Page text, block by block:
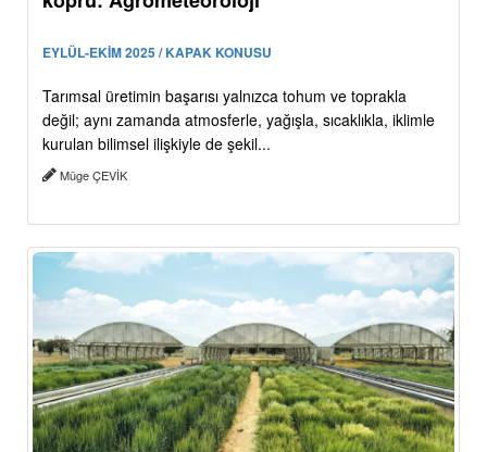
EYLÜL-EKİM 2025 / KAPAK KONUSU
Tarımsal üretimin başarısı yalnızca tohum ve toprakla
değil; aynı zamanda atmosferle, yağışla, sıcaklıkla, iklimle
kurulan bilimsel ilişkiyle de şekil...
Müge ÇEVİK